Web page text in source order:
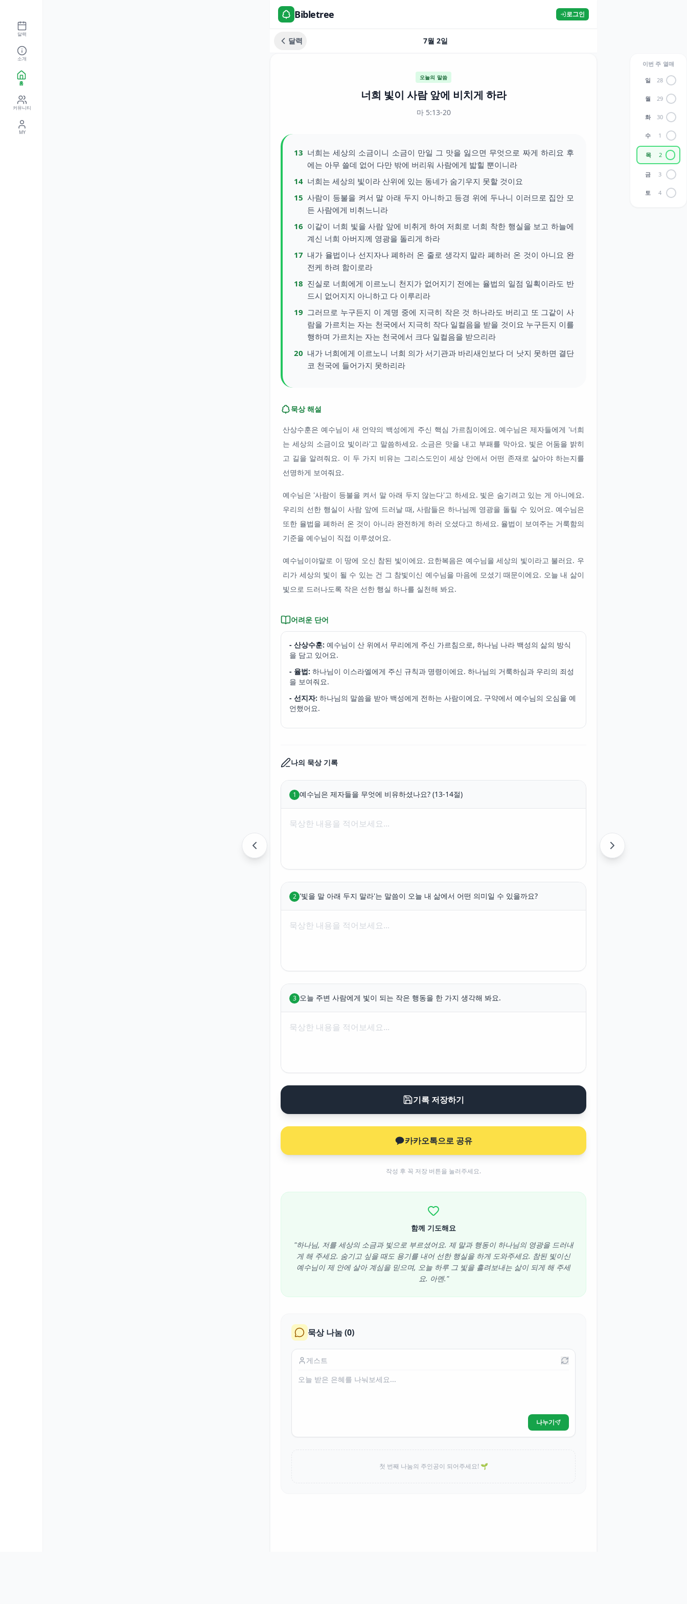
Bibletree 로그인
달력 7월 2일
오늘의 말씀
너희 빛이 사람 앞에 비치게 하라
마 5:13-20
13 너희는 세상의 소금이니 소금이 만일 그 맛을 잃으면 무엇으로 짜게 하리요 후
에는 아무 쓸데 없어 다만 밖에 버리워 사람에게 밟힐 뿐이니라
14 너희는 세상의 빛이라 산위에 있는 동네가 숨기우지 못할 것이요
15 사람이 등불을 켜서 말 아래 두지 아니하고 등경 위에 두나니 이러므로 집안 모
든 사람에게 비취느니라
16 이같이 너희 빛을 사람 앞에 비취게 하여 저희로 너희 착한 행실을 보고 하늘에
계신 너희 아버지께 영광을 돌리게 하라
17 내가 율법이나 선지자나 폐하러 온 줄로 생각지 말라 폐하러 온 것이 아니요 완
전케 하려 함이로라
18 진실로 너희에게 이르노니 천지가 없어지기 전에는 율법의 일점 일획이라도 반
드시 없어지지 아니하고 다 이루리라
19 그러므로 누구든지 이 계명 중에 지극히 작은 것 하나라도 버리고 또 그같이 사
람을 가르치는 자는 천국에서 지극히 작다 일컬음을 받을 것이요 누구든지 이를
행하며 가르치는 자는 천국에서 크다 일컬음을 받으리라
20 내가 너희에게 이르노니 너희 의가 서기관과 바리새인보다 더 낫지 못하면 결단
코 천국에 들어가지 못하리라
묵상 해설
산상수훈은 예수님이 새 언약의 백성에게 주신 핵심 가르침이에요. 예수님은 제자들에게 '너희
는 세상의 소금이요 빛이라'고 말씀하세요. 소금은 맛을 내고 부패를 막아요. 빛은 어둠을 밝히
고 길을 알려줘요. 이 두 가지 비유는 그리스도인이 세상 안에서 어떤 존재로 살아야 하는지를
선명하게 보여줘요.
예수님은 '사람이 등불을 켜서 말 아래 두지 않는다'고 하세요. 빛은 숨기려고 있는 게 아니에요.
우리의 선한 행실이 사람 앞에 드러날 때, 사람들은 하나님께 영광을 돌릴 수 있어요. 예수님은
또한 율법을 폐하러 온 것이 아니라 완전하게 하러 오셨다고 하세요. 율법이 보여주는 거룩함의
기준을 예수님이 직접 이루셨어요.
예수님이야말로 이 땅에 오신 참된 빛이에요. 요한복음은 예수님을 세상의 빛이라고 불러요. 우
리가 세상의 빛이 될 수 있는 건 그 참빛이신 예수님을 마음에 모셨기 때문이에요. 오늘 내 삶이
빛으로 드러나도록 작은 선한 행실 하나를 실천해 봐요.
어려운 단어
- 산상수훈: 예수님이 산 위에서 무리에게 주신 가르침으로, 하나님 나라 백성의 삶의 방식
을 담고 있어요.
- 율법: 하나님이 이스라엘에게 주신 규칙과 명령이에요. 하나님의 거룩하심과 우리의 죄성
을 보여줘요.
- 선지자: 하나님의 말씀을 받아 백성에게 전하는 사람이에요. 구약에서 예수님의 오심을 예
언했어요.
나의 묵상 기록
1 예수님은 제자들을 무엇에 비유하셨나요? (13-14절)
2 '빛을 말 아래 두지 말라'는 말씀이 오늘 내 삶에서 어떤 의미일 수 있을까요?
3 오늘 주변 사람에게 빛이 되는 작은 행동을 한 가지 생각해 봐요.
기록 저장하기
카카오톡으로 공유
작성 후 꼭 저장 버튼을 눌러주세요.
함께 기도해요
"하나님, 저를 세상의 소금과 빛으로 부르셨어요. 제 말과 행동이 하나님의 영광을 드러내
게 해 주세요. 숨기고 싶을 때도 용기를 내어 선한 행실을 하게 도와주세요. 참된 빛이신
예수님이 제 안에 살아 계심을 믿으며, 오늘 하루 그 빛을 흘려보내는 삶이 되게 해 주세
요. 아멘."
묵상 나눔 (0)
나누기
첫 번째 나눔의 주인공이 되어주세요! 🌱
이번 주 열매
일 28
월 29
화 30
수 1
목 2
금 3
토 4
달력
소개
홈
커뮤니티
MY